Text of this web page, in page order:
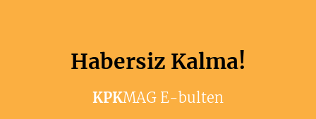
Habersiz Kalma!
KPKMAG E-bulten